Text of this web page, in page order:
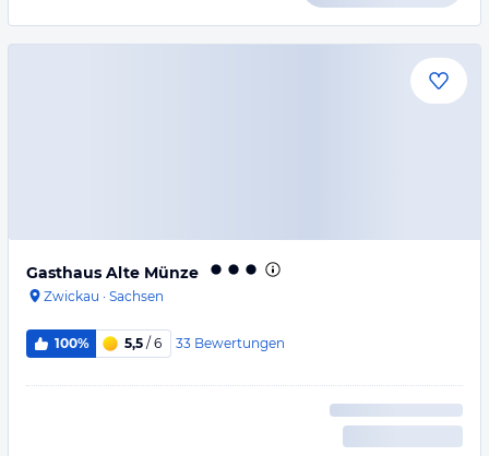
Gasthaus Alte Münze
Zwickau · Sachsen
100% 5,5 / 6 33 Bewertungen